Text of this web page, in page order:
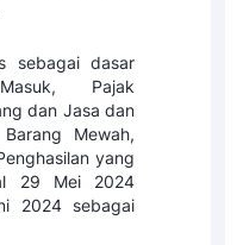
sebagai dasar
Pajak
dan Jasa dan
Mewah,
yang
29 Mei 2024
2024 sebagai